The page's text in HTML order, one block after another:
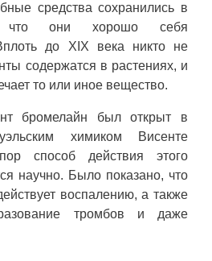
средства сохранились в
что они хорошо себя
до XIX века никто не
содержатся в растениях, и
то или иное вещество.
бромелайн был открыт в
химиком Висенте
способ действия этого
научно. Было показано, что
воспалению, а также
тромбов и даже